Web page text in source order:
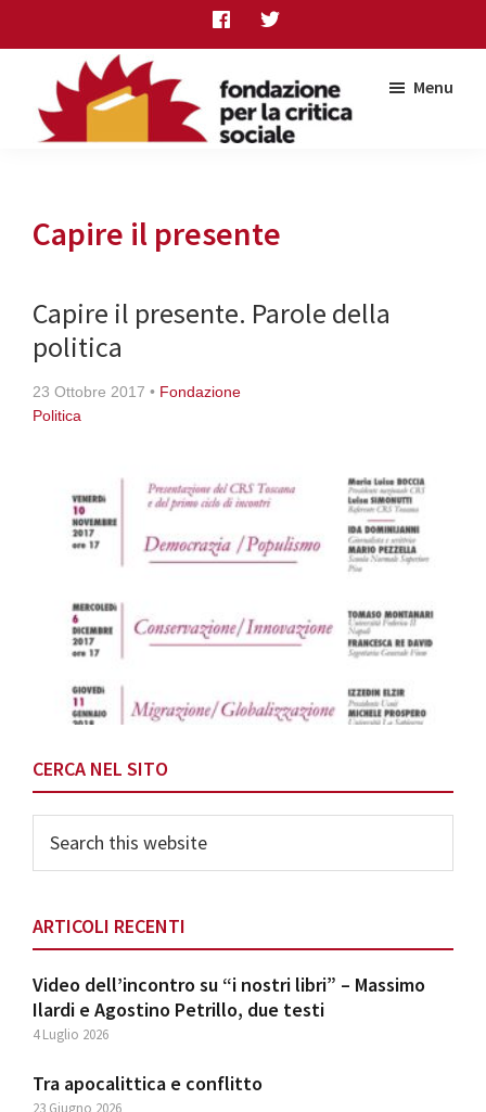
to
content
to
primary
sidebar
to
critica
sociale
Menu
Capire il presente
Capire il presente. Parole della
politica
23 Ottobre 2017 • Fondazione
Politica
Primary
Sidebar
CERCA NEL SITO
this
website
ARTICOLI RECENTI
Video dell’incontro su “i nostri libri” – Massimo
Ilardi e Agostino Petrillo, due testi
4 Luglio 2026
Tra apocalittica e conflitto
23 Giugno 2026